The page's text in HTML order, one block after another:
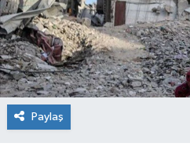
Paylaş
Teknoloji
Tatil ve Seyahat
Çevre